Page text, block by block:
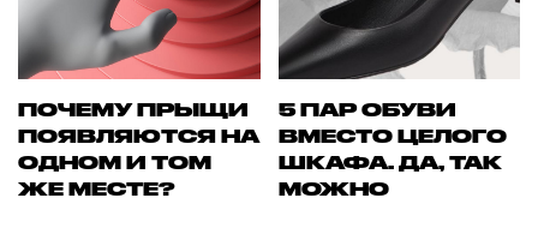
ПОЧЕМУ ПРЫЩИ
ПОЯВЛЯЮТСЯ НА
ОДНОМ И ТОМ
ЖЕ МЕСТЕ?
5 ПАР ОБУВИ
ВМЕСТО ЦЕЛОГО
ШКАФА. ДА, ТАК
МОЖНО